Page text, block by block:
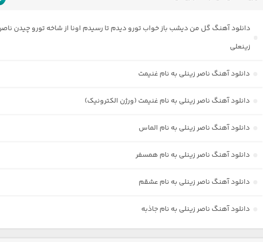
دانلود آهنگ گل من دیشب باز خواب تورو دیدم تا رسیدم اونا از شاخه تورو چیدن
زینعلی
دانلود آهنگ ناصر زینلی به نام غنیمت
دانلود آهنگ ناصر زینلی به نام غنیمت (ورژن الکترونیک)
دانلود آهنگ ناصر زینلی به نام الماس
دانلود آهنگ ناصر زینلی به نام همسفر
دانلود آهنگ ناصر زینلی به نام عشقم
دانلود آهنگ ناصر زینلی به نام جاذبه